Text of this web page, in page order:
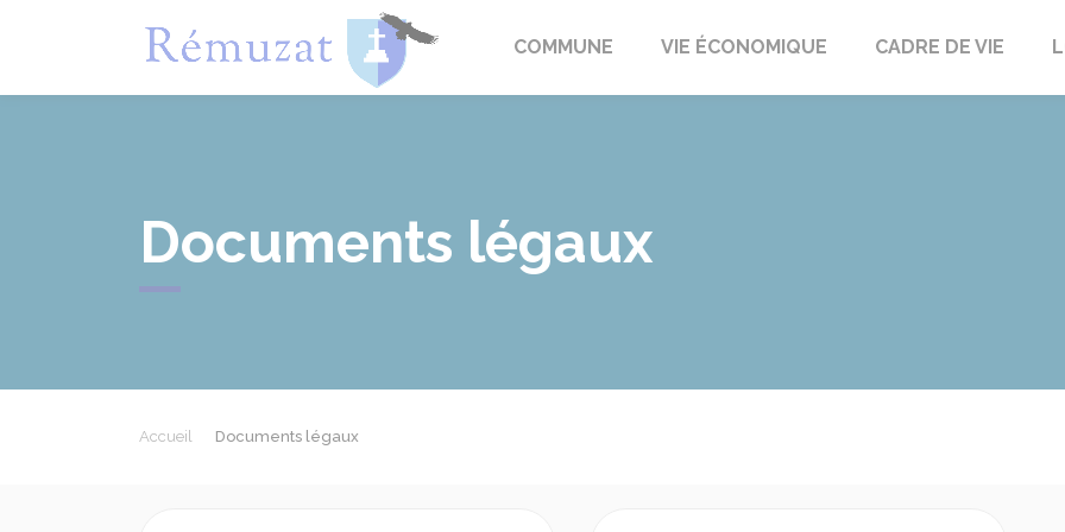
RémuzatCOMMUNE VIE ÉCONOMIQUE CADRE DE VIE
Documents légaux
Accueil Documents légaux